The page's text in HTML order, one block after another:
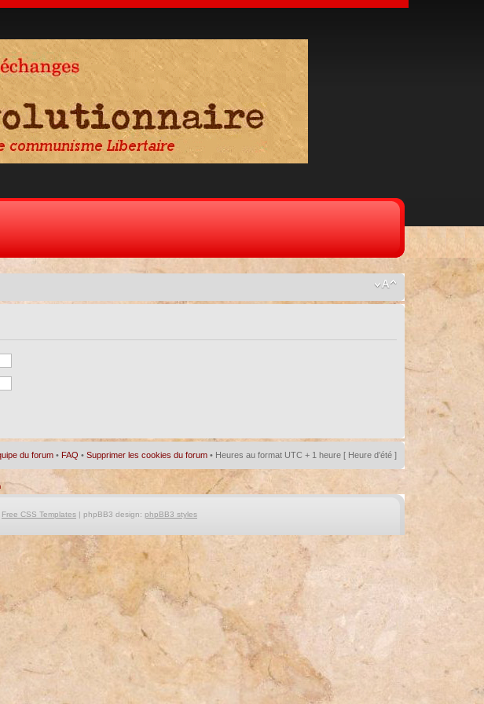
du forum • FAQ •Supprimer les cookies du forum • Heures au format UTC + 1 heure [ Heure d’été ]
Free CSS Templates| phpBB3 design: phpBB3 styles